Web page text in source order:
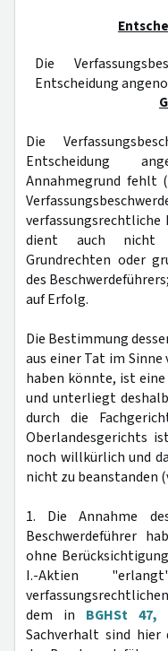
Die
Entscheidung
Die
Entscheidung
Annahmegrund fehlt
verfassungsrechtliche
dient auch nicht
Grundrechten oder
des
auf Erfolg.
Die Bestimmung
aus einer Tat im Sinne
haben könnte, ist
und unterliegt
durch die
Oberlandesgerichts
noch willkürlich und
nicht zu beanstanden
1. Die Annahme
Beschwerdeführer
ohne
I.-Aktien
dem in BGHSt 47,
Sachverhalt sind hier